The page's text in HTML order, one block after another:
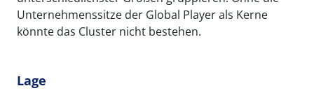
Unternehmenssitze der Global Player als Kerne
könnte das Cluster nicht bestehen.
Lage